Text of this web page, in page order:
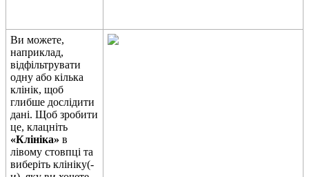
Ви можете,
наприклад,
відфільтрувати
одну або кілька
клінік, щоб
глибше дослідити
дані. Щоб зробити
це, клацніть
«Клініка» в
лівому стовпці та
виберіть клініку(-